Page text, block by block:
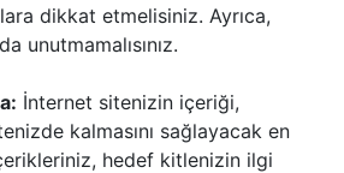
dikkat etmelisiniz. Ayrıca,
unutmamalısınız.
İnternet sitenizin içeriği,
kalmasını sağlayacak en
hedef kitlenizin ilgi